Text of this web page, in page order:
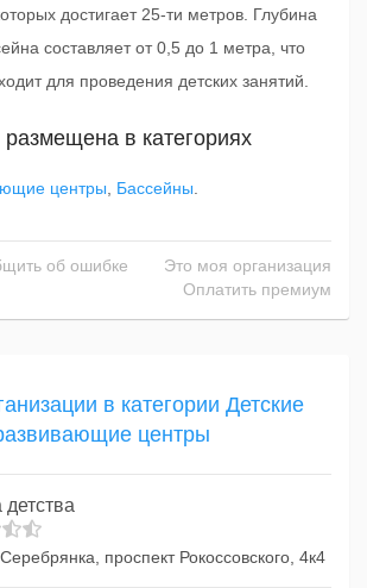
достигает 25-ти метров. Глубина
составляет от 0,5 до 1 метра, что
для проведения детских занятий.
в категориях
центры Бассейны
об ошибке
Это моя организация
Оплатить премиум
в категории Детские
центры
детства
проспект Рокоссовского, 4к4